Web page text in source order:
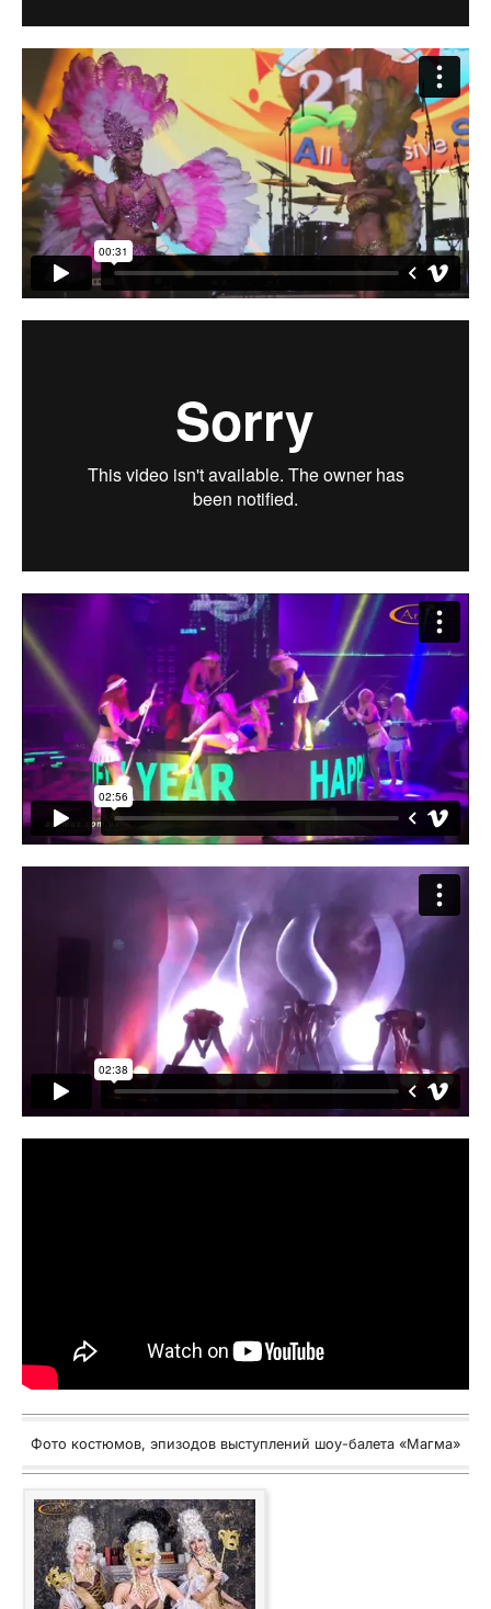
Фото костюмов, эпизодов выступлений шоу-балета «Магма»